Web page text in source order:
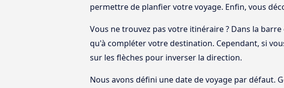
permettre de planfier votre voyage. Enfin, vous
Vous ne trouvez pas votre itinéraire ? Dans la
qu'à compléter votre destination. Cependant, si
sur les flèches pour inverser la direction.
Nous avons défini une date de voyage par défaut.